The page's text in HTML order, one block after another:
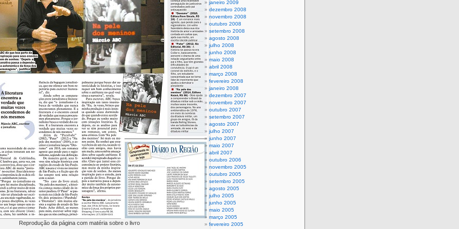
Reprodução da página com matéria sobre o livro
janeiro 2009
dezembro 2008
novembro 2008
outubro 2008
setembro 2008
agosto 2008
julho 2008
junho 2008
maio 2008
abril 2008
março 2008
fevereiro 2008
janeiro 2008
dezembro 2007
novembro 2007
outubro 2007
setembro 2007
agosto 2007
julho 2007
junho 2007
maio 2007
abril 2007
outubro 2006
novembro 2005
outubro 2005
setembro 2005
agosto 2005
julho 2005
junho 2005
maio 2005
março 2005
fevereiro 2005